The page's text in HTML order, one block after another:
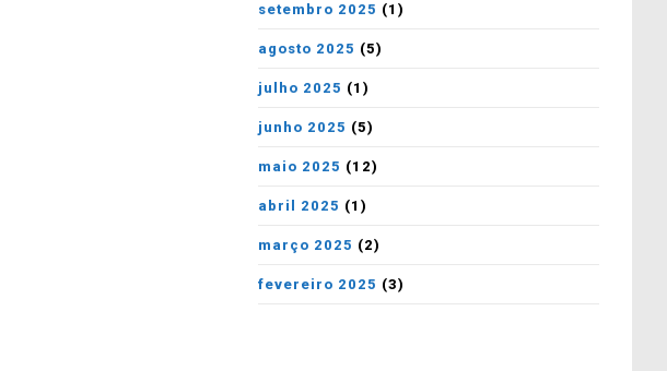
setembro 2025 (1)
agosto 2025 (5)
julho 2025 (1)
junho 2025 (5)
maio 2025 (12)
abril 2025 (1)
março 2025 (2)
fevereiro 2025 (3)